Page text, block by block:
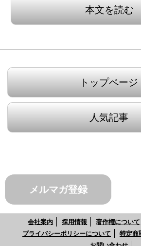
本文を読む
トップページ
人気記事
メルマガ登録
会社案内 採用情報 著作権について
プライバシーポリシーについて
特定商